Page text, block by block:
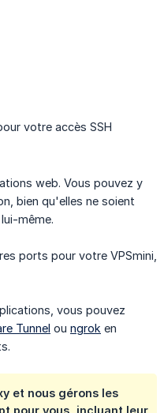
votre accès SSH
web. Vous pouvez y
bien qu'elles ne soient
même.
ports pour votre VPSmini,
vous pouvez
Tunnel ou ngrok en
et nous gérons les
pour vous, incluant leur